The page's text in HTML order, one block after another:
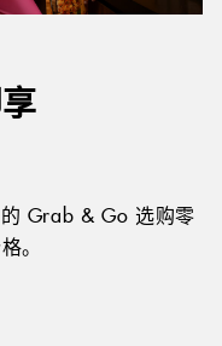
Grab & Go 选购零
。